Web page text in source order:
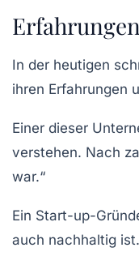
In der heutigen
ihren Erfahrungen
Einer dieser
verstehen. Nach
war.“
Ein Start-up-
auch nachhaltig